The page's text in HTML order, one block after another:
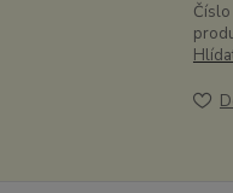
Číslo